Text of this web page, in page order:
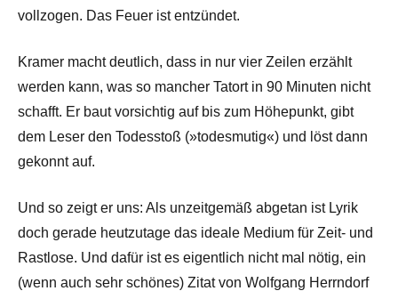
vollzogen. Das Feuer ist entzündet.
Kramer macht deutlich, dass in nur vier Zeilen erzählt
werden kann, was so mancher Tatort in 90 Minuten nicht
schafft. Er baut vorsichtig auf bis zum Höhepunkt, gibt
dem Leser den Todesstoß (»todesmutig«) und löst dann
gekonnt auf.
Und so zeigt er uns: Als unzeitgemäß abgetan ist Lyrik
doch gerade heutzutage das ideale Medium für Zeit- und
Rastlose. Und dafür ist es eigentlich nicht mal nötig, ein
(wenn auch sehr schönes) Zitat von Wolfgang Herrndorf